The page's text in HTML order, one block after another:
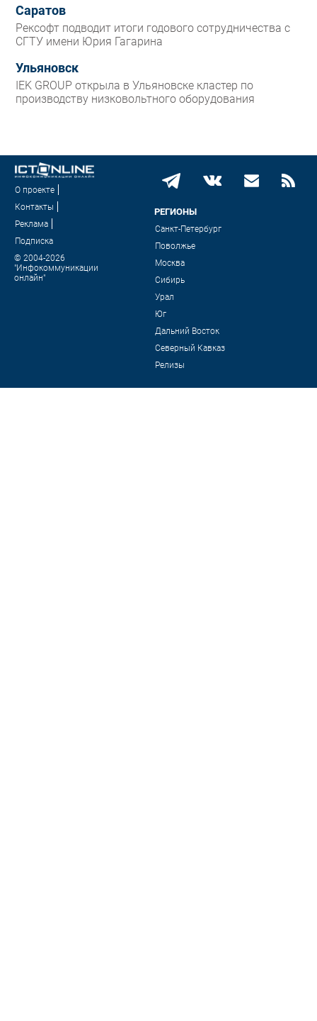
Саратов
Рексофт подводит итоги годового сотрудничества с
СГТУ имени Юрия Гагарина
Ульяновск
IEK GROUP открыла в Ульяновске кластер по
производству низковольтного оборудования
О проекте
Контакты
Реклама
Подписка
© 2004-2026
"Инфокоммуникации
онлайн"
РЕГИОНЫ
Санкт-Петербург
Поволжье
Москва
Сибирь
Урал
Юг
Дальний Восток
Северный Кавказ
Релизы